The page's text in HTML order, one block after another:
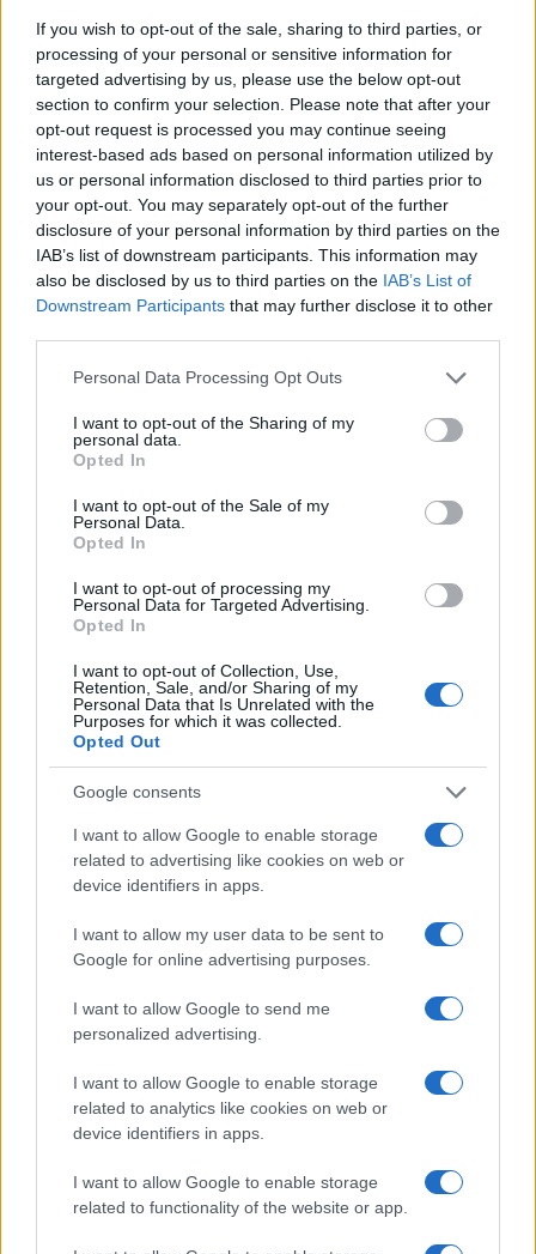
If you wish to opt-out of the sale, sharing to third parties, or
processing of your personal or sensitive information for
targeted advertising by us, please use the below opt-out
section to confirm your selection. Please note that after your
opt-out request is processed you may continue seeing
interest-based ads based on personal information utilized by
us or personal information disclosed to third parties prior to
your opt-out. You may separately opt-out of the further
disclosure of your personal information by third parties on the
IAB’s list of downstream participants. This information may
also be disclosed by us to third parties on the IAB’s List of
Downstream Participants that may further disclose it to other
Please note that this website/app uses one or more Google
not limited to your visit or usage behaviour. You may click to
grant or deny consent to Google and its third-party tags to
use your data for below specified purposes in below Google
consent section.
Personal Data Processing Opt Outs
I want to opt-out of the Sharing of my
personal data.
Opted In
I want to opt-out of the Sale of my
Personal Data.
Opted In
I want to opt-out of processing my
Personal Data for Targeted Advertising.
Opted In
I want to opt-out of Collection, Use,
Retention, Sale, and/or Sharing of my
Personal Data that Is Unrelated with the
Purposes for which it was collected.
Opted Out
Google consents
I want to allow Google to enable storage
related to advertising like cookies on web or
device identifiers in apps.
I want to allow my user data to be sent to
Google for online advertising purposes.
I want to allow Google to send me
personalized advertising.
I want to allow Google to enable storage
related to analytics like cookies on web or
device identifiers in apps.
I want to allow Google to enable storage
related to functionality of the website or app.
Viohalco: Αυξημένος κατά
14% ο τζίρος στο α'
εξάμηνο, στα 4,3 δισ. ευρώ
– Στα 446 εκατ. ευρώ τα
EBITDA
ΥΠΕΘΟΟ: Νέες επενδύσεις
1 δισ. ευρώ ως το 2028 για
την Ενέργεια
Η συμφωνία Arval-Athlon αναδιαμορφώνει την αγορά leasing
VW: Η δύσκολη εξίσωση
της αναδιάρθρωσης
τον ΟΤΕ στη διεθνή σειρά
δεικτών FTSE4Good
Alpha Bank: Για πρώτη φορά το Αρχαίο Θέατρο Επιδαύρου
άνοιξε τις πύλες του σε όλους
ESG Report 2025: Πώς η ΑΒ Βασιλόπουλος μετατρέπει τη
βιωσιμότητα σε καθημερινή πράξη
Διεθνές Σαλόνι Αυτοκινήτου της Γενεύης
Ευρώπη
Ηλεκτροκίνηση
Κόσμος